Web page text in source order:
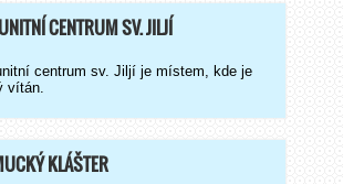
CENTRUM SV. JILJÍ
centrum sv. Jiljí je místem, kde je
vítán.
KLÁŠTER